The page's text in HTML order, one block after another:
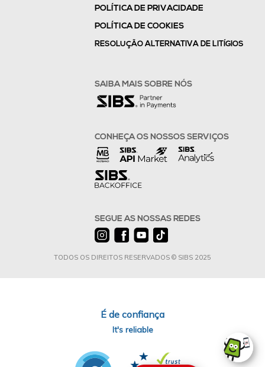
POLÍTICA DE PRIVACIDADE
POLÍTICA DE COOKIES
RESOLUÇÃO ALTERNATIVA DE LITÍGIOS
SAIBA MAIS SOBRE NÓS
CONHEÇA OS NOSSOS SERVIÇOS
SEGUE AS NOSSAS REDES
TODOS OS DIREITOS RESERVADOS © SIBS 2025
É de confiança
It's reliable